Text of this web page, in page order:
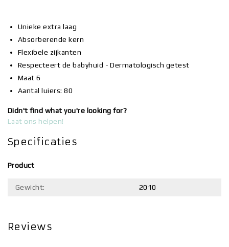
Unieke extra laag
Absorberende kern
Flexibele zijkanten
Respecteert de babyhuid - Dermatologisch getest
Maat 6
Aantal luiers: 80
Didn't find what you're looking for?
Laat ons helpen!
Specificaties
Product
Gewicht: 2010
Reviews